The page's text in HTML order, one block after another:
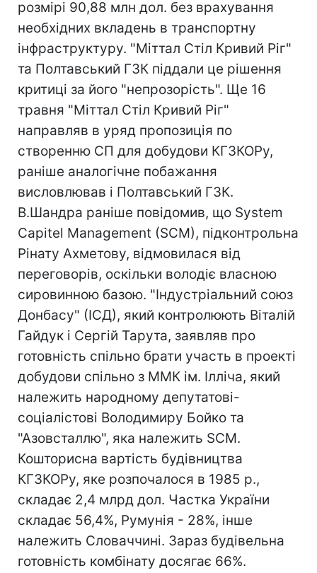
розмірі 90,88 млн дол. без врахування
необхідних вкладень в транспортну
інфраструктуру. "Міттал Стіл Кривий Ріг"
та Полтавський ГЗК піддали це рішення
критиці за його "непрозорість". Ще 16
травня "Міттал Стіл Кривий Ріг"
направляв в уряд пропозиція по
створенню СП для добудови КГЗКОРу,
раніше аналогічне побажання
висловлював і Полтавський ГЗК.
В.Шандра раніше повідомив, що System
Capitel Management (SCM), підконтрольна
Рінату Ахметову, відмовилася від
переговорів, оскільки володіє власною
сировинною базою. "Індустріальний союз
Донбасу" (ІСД), який контролюють Віталій
Гайдук і Сергій Тарута, заявляв про
готовність спільно брати участь в проекті
добудови спільно з ММК ім. Ілліча, який
належить народному депутатові-
соціалістові Володимиру Бойко та
"Азовсталлю", яка належить SCM.
Кошторисна вартість будівництва
КГЗКОРу, яке розпочалося в 1985 р.,
складає 2,4 млрд дол. Частка України
складає 56,4%, Румунія - 28%, інше
належить Словаччині. Зараз будівельна
готовність комбінату досягає 66%.